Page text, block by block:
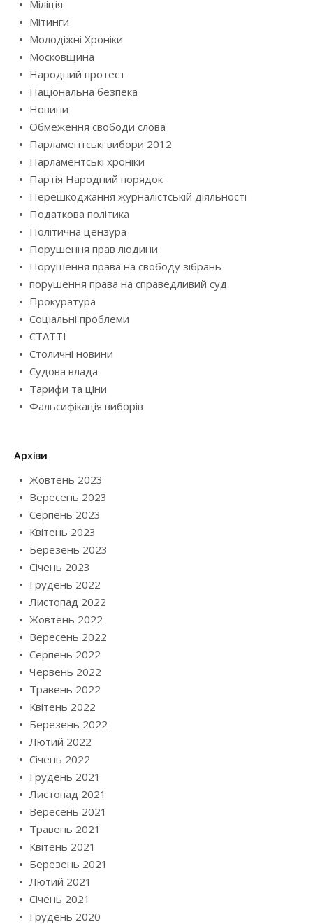
Міліція
Мітинги
Молодіжні Хроніки
Московщина
Народний протест
Національна безпека
Новини
Обмеження свободи слова
Парламентські вибори 2012
Парламентські хроніки
Партія Народний порядок
Перешкоджання журналістській діяльності
Податкова політика
Політична цензура
Порушення прав людини
Порушення права на свободу зібрань
порушення права на справедливий суд
Прокуратура
Соціальні проблеми
СТАТТІ
Столичні новини
Судова влада
Тарифи та ціни
Фальсифікація виборів
Архіви
Жовтень 2023
Вересень 2023
Серпень 2023
Квітень 2023
Березень 2023
Січень 2023
Грудень 2022
Листопад 2022
Жовтень 2022
Вересень 2022
Серпень 2022
Червень 2022
Травень 2022
Квітень 2022
Березень 2022
Лютий 2022
Січень 2022
Грудень 2021
Листопад 2021
Вересень 2021
Травень 2021
Квітень 2021
Березень 2021
Лютий 2021
Січень 2021
Грудень 2020